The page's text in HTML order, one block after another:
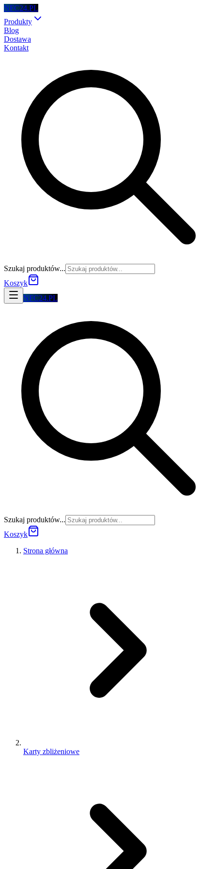
NFC24.PL
Produkty
Blog
Dostawa
Kontakt
Szukaj produktów...
Koszyk
NFC24.PL
Szukaj produktów...
Koszyk
Strona główna
Karty zbliżeniowe